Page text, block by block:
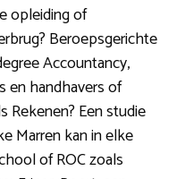
opleiding of
Beroepsgerichte
Accountancy,
en handhavers of
Rekenen? Een studie
Marren kan in elke
of ROC zoals